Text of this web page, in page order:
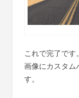
これで完了で
画像にカスタ
す。